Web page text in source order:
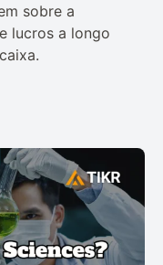
sobre a
lucros a longo